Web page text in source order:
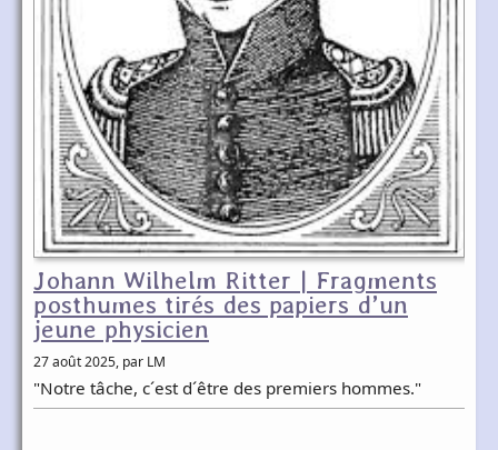
Johann Wilhelm Ritter | Fragments
posthumes tirés des papiers d’un
jeune physicien
27 août 2025, par LM
"Notre tâche, c´est d´être des premiers hommes."